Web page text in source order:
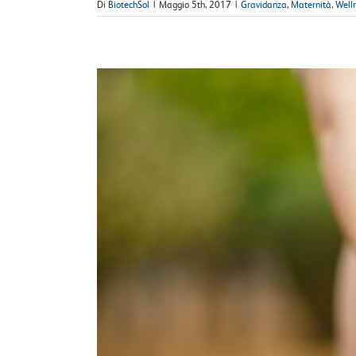
Di BiotechSol | Maggio 5th, 2017 | Gravidanza, Maternità,